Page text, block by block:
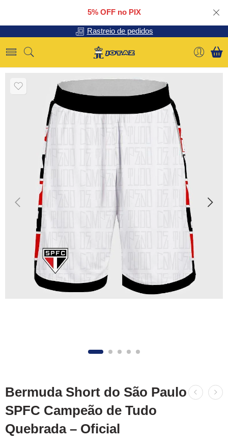
5% OFF no PIX
Rastreio de pedidos
Bermuda Short do São Paulo
SPFC Campeão de Tudo
Quebrada – Oficial